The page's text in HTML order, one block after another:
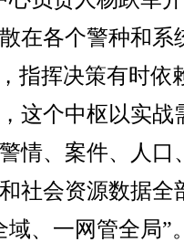
在各个警种和系
指挥决策有时依
这个中枢以实战
情、案件、人口
社会资源数据全
域、一网管全局”